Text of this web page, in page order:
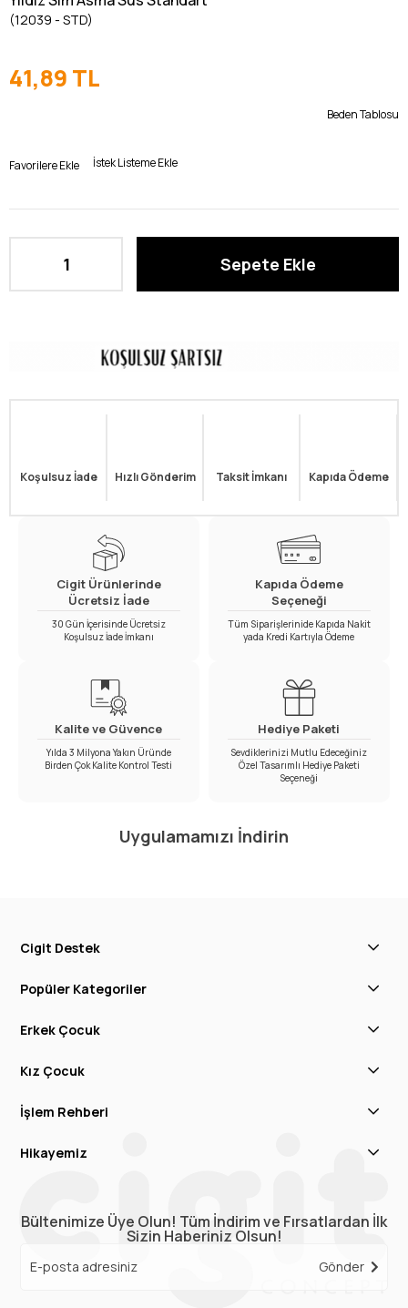
(12039 - STD)
41,89 TL
Beden Tablosu
Favorilere Ekle İstek Listeme Ekle
Koşulsuz İade Hızlı Gönderim Taksit İmkanı Kapıda Ödeme
Cigit Ürünlerinde
Ücretsiz İade
30 Gün İçerisinde Ücretsiz
Koşulsuz İade İmkanı
Kapıda Ödeme
Seçeneği
Tüm Siparişlerinide Kapıda Nakit
yada Kredi Kartıyla Ödeme
Kalite ve Güvence
Yılda 3 Milyona Yakın Üründe
Birden Çok Kalite Kontrol Testi
Hediye Paketi
Sevdiklerinizi Mutlu Edeceğiniz
Özel Tasarımlı Hediye Paketi
Seçeneği
Uygulamamızı İndirin
Cigit Destek
Popüler Kategoriler
Erkek Çocuk
Kız Çocuk
İşlem Rehberi
Hikayemiz
Bültenimize Üye Olun! Tüm İndirim ve Fırsatlardan İlk
Sizin Haberiniz Olsun!
Gönder